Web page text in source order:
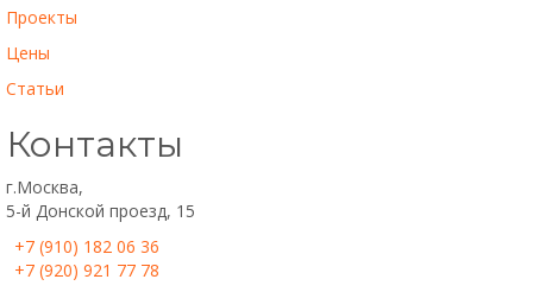
Проекты
Цены
Статьи
Контакты
г.Москва,
5-й Донской проезд, 15
+7 (910) 182 06 36
+7 (920) 921 77 78